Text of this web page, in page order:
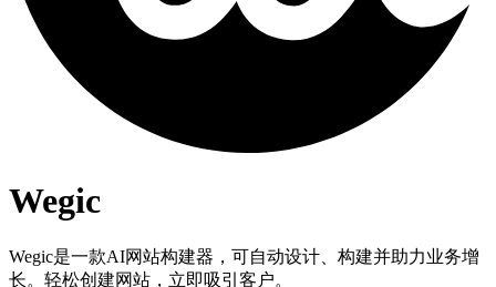
Wegic
Wegic是一款AI网站构建器，可自动设计、构建并助力业务增
长。轻松创建网站，立即吸引客户。